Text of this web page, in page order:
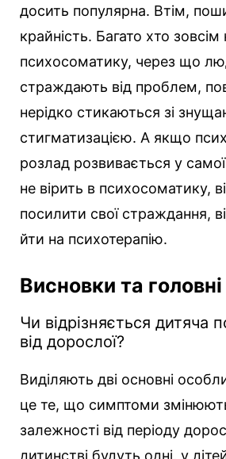
досить популярна. Втім,
крайність. Багато хто зовсім
психосоматику, через що
страждають від проблем,
нерідко стикаються зі
стигматизацією. А якщо
розлад розвивається у
не вірить в психосоматику,
посилити свої страждання,
йти на психотерапію.
Висновки та
Чи відрізняється дитяча
від дорослої?
Виділяють дві основні
це те, що симптоми
залежності від періоду